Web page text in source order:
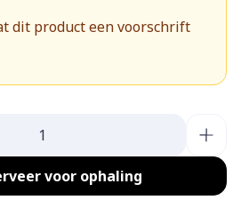
dit product een voorschrift
voor ophaling